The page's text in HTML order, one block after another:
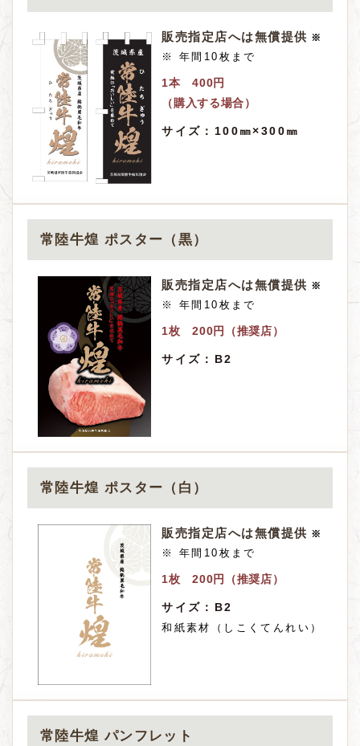
販売指定店へは無償提供 ※
※ 年間10枚まで
1本 400円
（購入する場合）
サイズ： 100㎜×300㎜
常陸牛煌 ポスター（黒）
販売指定店へは無償提供 ※
※ 年間10枚まで
1枚 200円（推奨店）
サイズ： B2
常陸牛煌 ポスター（白）
販売指定店へは無償提供 ※
※ 年間10枚まで
1枚 200円（推奨店）
サイズ： B2
和紙素材（しこくてんれい）
常陸牛煌 パンフレット